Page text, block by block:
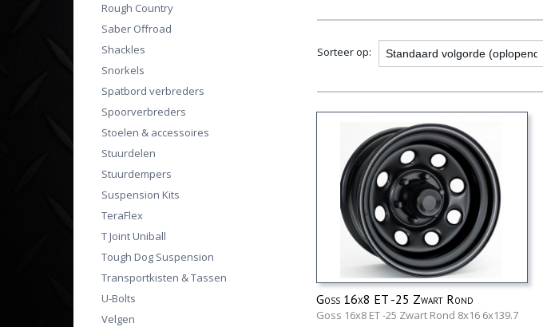
Rough Country
Saber Offroad
Shackles
Snorkels
Spatbord verbreders
Spoorverbreders
Stoelen & accessoires
Stuurdelen
Stuurdempers
Suspension Kits
TeraFlex
T Joint Uniball
Tough Dog Suspension
Transportkisten & Tassen
U-Bolts
Velgen
Sorteer op:
Goss 16x8 ET -25 Zwart Rond
Goss 16x8 ET -25 Zwart Rond 8x16 6x139.7